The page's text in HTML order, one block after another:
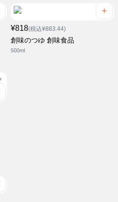
¥818(税込¥883.44)
創味のつゆ 創味食品
500ml